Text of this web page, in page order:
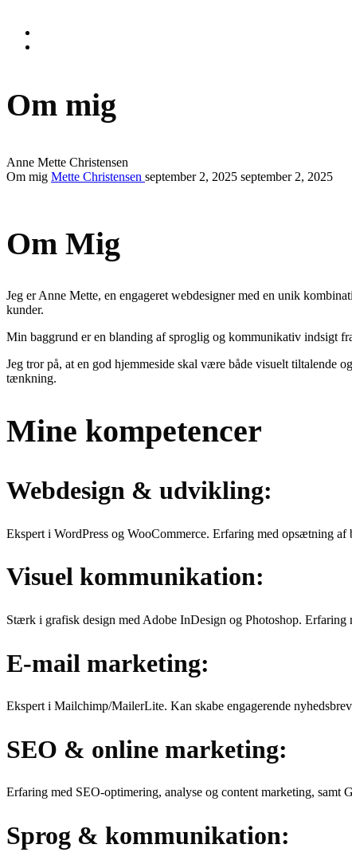
Om mig
Anne Mette Christensen
Om mig Mette Christensen september 2, 2025 september 2, 2025
Om Mig
Jeg er Anne Mette, en engageret webdesigner med en unik
kunder.
Min baggrund er en blanding af sproglig og kommunikativ indsigt
Jeg tror på, at en god hjemmeside skal være både visuelt
tænkning.
Mine kompetencer
Webdesign & udvikling:
Ekspert i WordPress og WooCommerce. Erfaring med opsætning af
Visuel kommunikation:
Stærk i grafisk design med Adobe InDesign og Photoshop.
E-mail marketing:
Ekspert i Mailchimp/MailerLite. Kan skabe engagerende
SEO & online marketing:
Erfaring med SEO-optimering, analyse og content marketing, samt
Sprog & kommunikation: